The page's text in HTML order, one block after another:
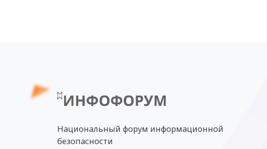
Национальный форум информационной
безопасности